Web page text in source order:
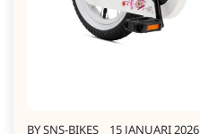
BYSNS-BIKES 15 JANUARI 2026